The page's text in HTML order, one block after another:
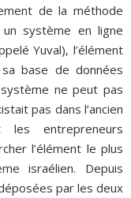
de la méthode
système en ligne
Yuval), l’élément
base de données
ne peut pas
pas dans l’ancien
entrepreneurs
l’élément le plus
israélien. Depuis
par les deux